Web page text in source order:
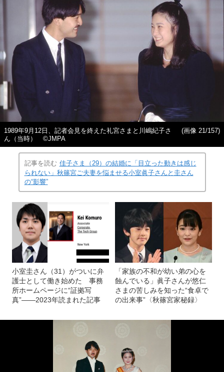
1989年9月12日、記者会見を終えた礼宮さまと川嶋紀子さ
ん（当時） ©JMPA
(画像 21/157)
記事を読む 佳子さま（29）の結婚に「目立った動きは感じ
られない」秋篠宮ご夫妻を悩ませる小室眞子さんと圭さん
の“影響”
小室圭さん（31）がついに弁
護士として働き始めた 事務
所ホームページに“証拠写
真”――2023年読まれた記事
「家族の不和が幼い弟の心を
蝕んでいる」眞子さんが悠仁
さまの苦しみを知った“食卓で
の出来事”〈秋篠宮家秘録〉